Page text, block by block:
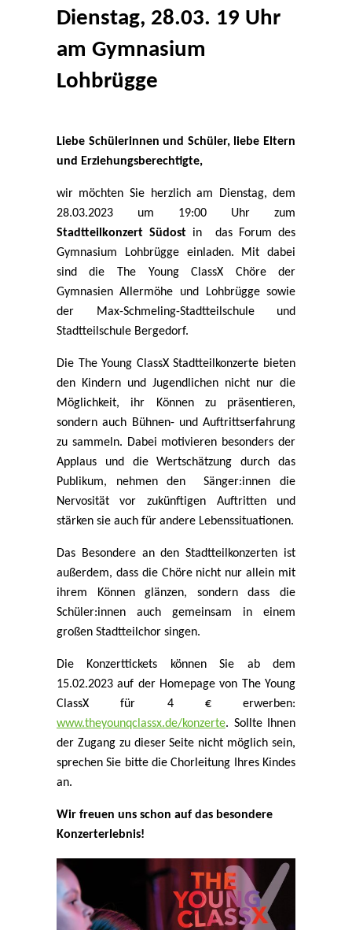
Dienstag, 28.03. 19 Uhr
am Gymnasium
Lohbrügge
Liebe Schülerinnen und Schüler, liebe Eltern
und Erziehungsberechtigte,
wir möchten Sie herzlich am Dienstag, dem
28.03.2023 um 19:00 Uhr zum
Stadtteilkonzert Südost in das Forum des
Gymnasium Lohbrügge einladen. Mit dabei
sind die The Young ClassX Chöre der
Gymnasien Allermöhe und Lohbrügge sowie
der Max-Schmeling-Stadtteilschule und
Stadtteilschule Bergedorf.
Die The Young ClassX Stadtteilkonzerte bieten
den Kindern und Jugendlichen nicht nur die
Möglichkeit, ihr Kön­nen zu präsentieren,
sondern auch Bühnen- und Auftrittserfahrung
zu sammeln. Dabei motivieren besonders der
Applaus und die Wertschätzung durch das
Publikum, nehmen den Sänger:innen die
Nervosität vor zukünftigen Auftritten und
stärken sie auch für andere Lebenssituationen.
Das Besondere an den Stadtteilkonzerten ist
au­ßerdem, dass die Chöre nicht nur allein mit
ihrem Können glänzen, sondern dass die
Schüler:innen auch gemein­sam in einem
großen Stadtteilchor singen.
Die Konzerttickets können Sie ab dem
15.02.2023 auf der Homepage von The Young
ClassX für 4 € erwerben:
www.theyounqclassx.de/konzerte. Sollte Ihnen
der Zugang zu dieser Seite nicht möglich sein,
sprechen Sie bitte die Chorleitung Ihres Kindes
an.
Wir freuen uns schon auf das besondere
Konzerterlebnis!